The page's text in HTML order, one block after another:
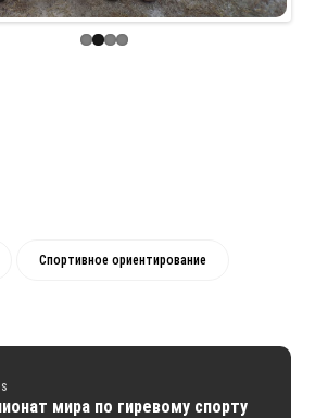
Спортивное ориентирование
мира по гиревому спорту